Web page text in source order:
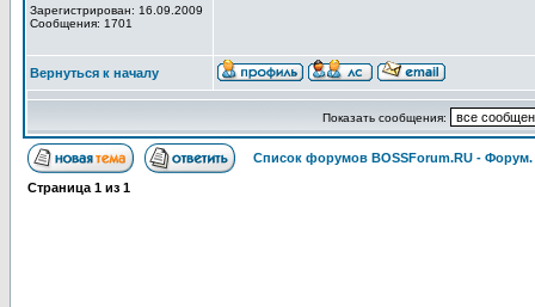
Зарегистрирован: 16.09.2009
Сообщения: 1701
Вернуться к началу
Показать сообщения:
Список форумов BOSSForum.RU -
Страница 1 из 1